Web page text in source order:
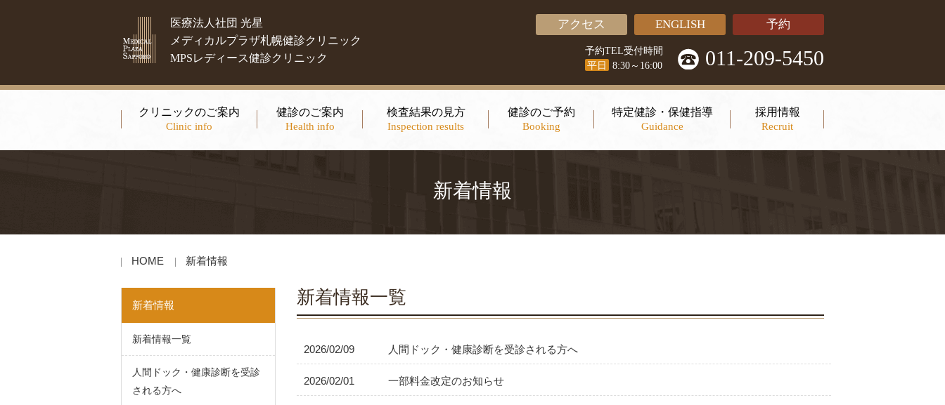
医療法人社団 光星
メディカルプラザ札幌健診クリニック
MPSレディース健診クリニック
予約
ENGLISH
アクセス
011-209-5450
予約TEL受付時間
平日
8:30～16:00
クリニックのご案内
Clinic info
健診のご案内
Health info
検査結果の見方
Inspection results
健診のご予約
Booking
特定健診・保健指導
Guidance
採用情報
Recruit
新着情報
HOME 新着情報
新着情報
新着情報一覧
人間ドック・健康診断を受診
される方へ
新着情報一覧
2026/02/09 人間ドック・健康診断を受診される方へ
2026/02/01 一部料金改定のお知らせ